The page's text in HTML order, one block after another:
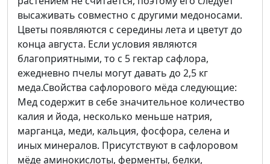
высаживать совместно с другими медоносами.
Цветы появляются с середины лета и цветут до
конца августа. Если условия являются
благоприятными, то с 5 гектар сафлора,
ежедневно пчелы могут давать до 2,5 кг
меда.Свойства сафлорового мёда следующие:
Мед содержит в себе значительное количество
калия и йода, несколько меньше натрия,
марганца, меди, кальция, фосфора, селена и
иных минералов. Присутствуют в сафлоровом
мёде аминокислоты, ферменты, белки,